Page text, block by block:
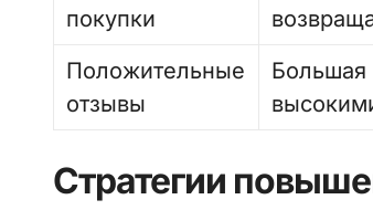
покупки
Положительные
отзывы
Большая
Стратегии